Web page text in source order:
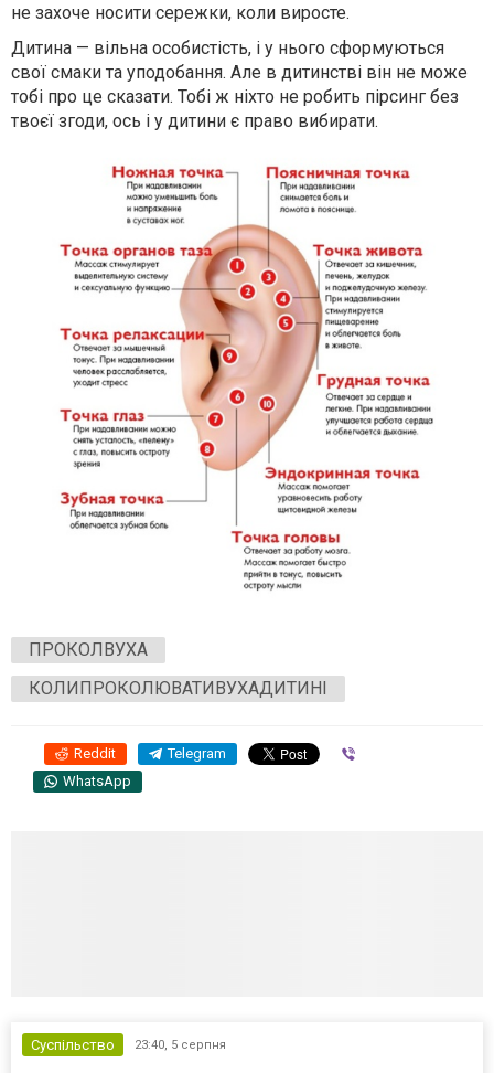
не захоче носити сережки, коли виросте.
Дитина — вільна особистість, і у нього сформуються
свої смаки та уподобання. Але в дитинстві він не може
тобі про це сказати. Тобі ж ніхто не робить пірсинг без
твоєї згоди, ось і у дитини є право вибирати.
ПРОКОЛВУХА
КОЛИПРОКОЛЮВАТИВУХАДИТИНІ
Reddit Telegram
WhatsApp
Суспільство 23:40, 5 серпня